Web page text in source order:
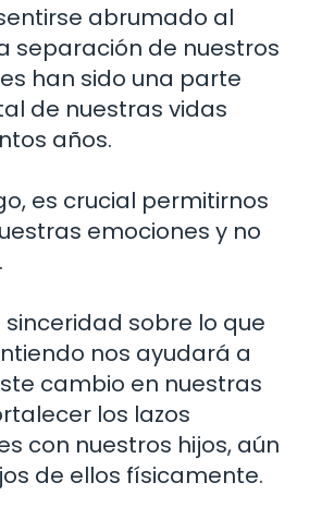
abrumado al
separación de nuestros
han sido una parte
de nuestras vidas
años.
es crucial permitirnos
emociones y no
sobre lo que
nos ayudará a
cambio en nuestras
los lazos
con nuestros hijos, aún
de ellos físicamente.